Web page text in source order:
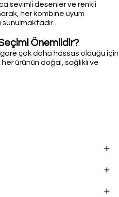
sevimli desenler ve renkli
her kombine uyum
Önemlidir?
çok daha hassas olduğu için
ürünün doğal, sağlıklı ve